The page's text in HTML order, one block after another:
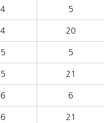
4 5
4 20
5 5
5 21
6 6
6 21